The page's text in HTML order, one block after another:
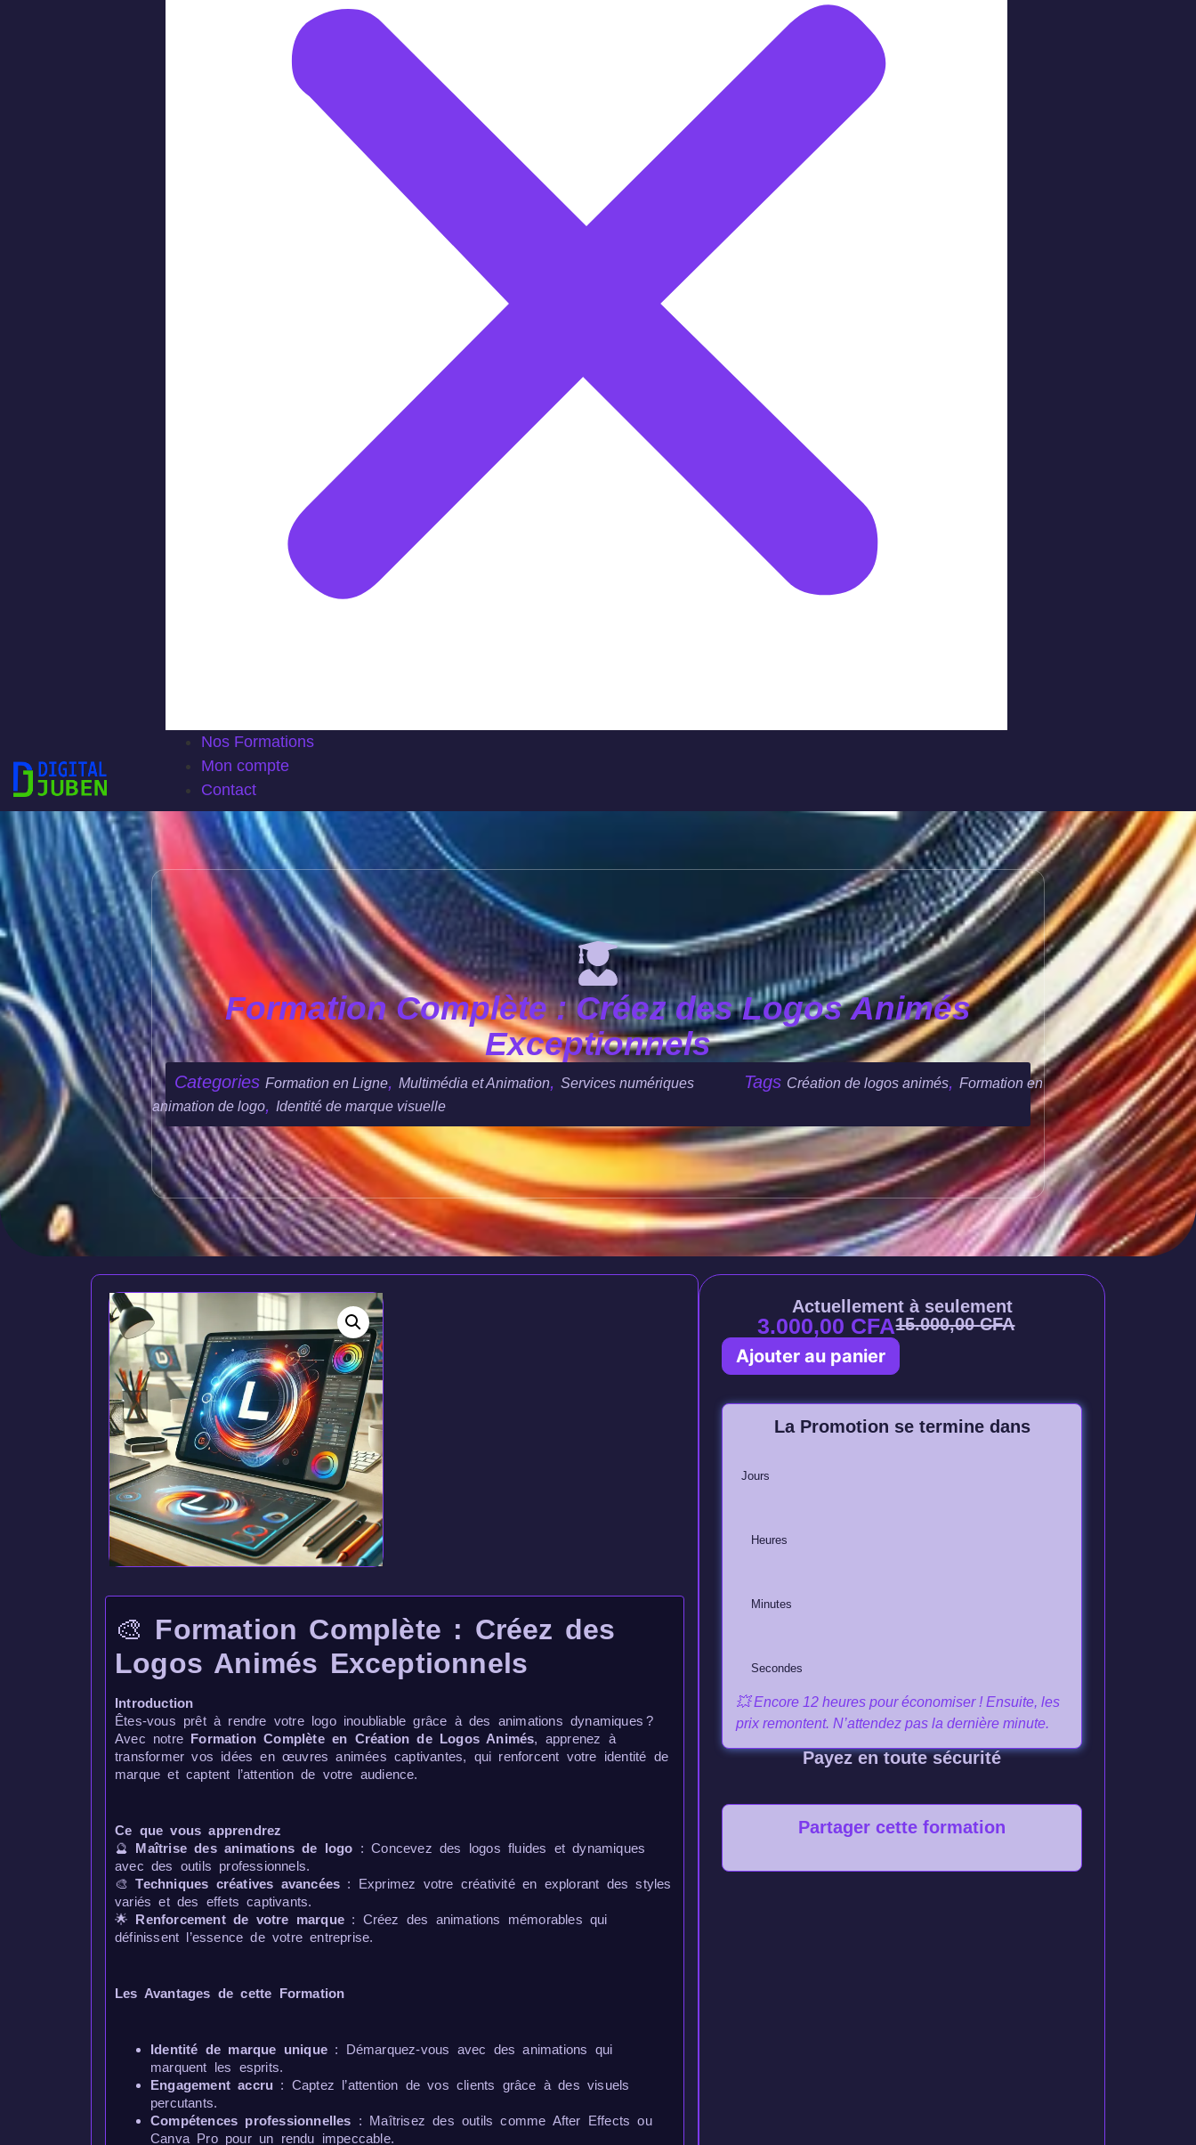
Nos Formations
Mon compte
Contact
Formation Complète : Créez des Logos Animés
Exceptionnels
Categories Formation en Ligne, Multimédia et Animation, Services numériques Tags Création de logos animés, Formation en
animation de logo, Identité de marque visuelle
🎨 Formation Complète : Créez des
Logos Animés Exceptionnels
Introduction
Êtes-vous prêt à rendre votre logo inoubliable grâce à des animations dynamiques ?
Avec notre Formation Complète en Création de Logos Animés, apprenez à
transformer vos idées en œuvres animées captivantes, qui renforcent votre identité de
marque et captent l’attention de votre audience.
Ce que vous apprendrez
🔮 Maîtrise des animations de logo : Concevez des logos fluides et dynamiques
avec des outils professionnels.
🎨Techniques créatives avancées : Exprimez votre créativité en explorant des styles
variés et des effets captivants.
🌟 Renforcement de votre marque : Créez des animations mémorables qui
définissent l’essence de votre entreprise.
Les Avantages de cette Formation
Identité de marque unique : Démarquez-vous avec des animations qui
marquent les esprits.
Engagement accru : Captez l’attention de vos clients grâce à des visuels
percutants.
Compétences professionnelles : Maîtrisez des outils comme After Effects ou
Canva Pro pour un rendu impeccable.
Actuellement à seulement
3.000,00 CFA15.000,00CFA
Ajouter au panier
La Promotion se termine dans
Jours
Heures
Minutes
Secondes
💥 Encore 12 heures pour économiser ! Ensuite, les
prix remontent. N’attendez pas la dernière minute.
Payez en toute sécurité
Partager cette formation